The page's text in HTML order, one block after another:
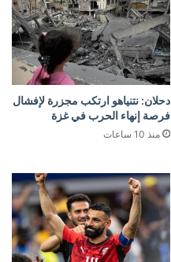
دحلان: نتنياهو ارتكب مجزرة لإفشال
فرصة إنهاء الحرب في غزة
منذ 10 ساعات